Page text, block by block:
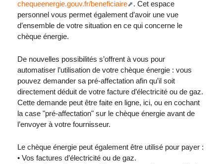
chequeenergie.gouv.fr/beneficiaire
. Cet espace
personnel vous permet également d’avoir une vue
d’ensemble de votre situation en ce qui concerne le
chèque énergie.
De nouvelles possibilités s’offrent à vous pour
automatiser l’utilisation de votre chèque énergie : vous
pouvez demander sa pré-affectation afin qu’il soit
directement déduit de votre facture d’électricité ou de gaz.
Cette demande peut être faite en ligne, ici, ou en cochant
la case "pré-affectation" sur le chèque énergie avant de
l’envoyer à votre fournisseur.
Le chèque énergie peut également être utilisé pour payer :
• Vos factures d’électricité ou de gaz.